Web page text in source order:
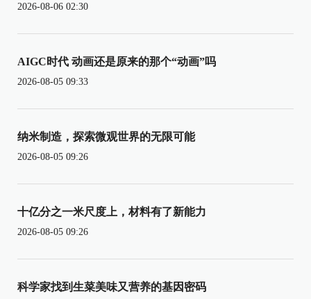
2026-08-06 02:30
AIGC时代 动画还是原来的那个“动画”吗
2026-08-05 09:33
纳米制造，探索微观世界的无限可能
2026-08-05 09:26
十亿分之一米尺度上，材料有了新能力
2026-08-05 09:26
科学家找到生菜美味又营养的基因密码